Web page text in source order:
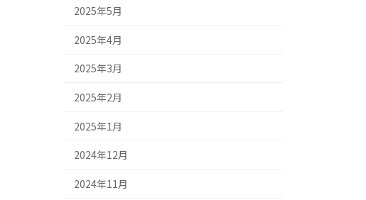
2025年5月
2025年4月
2025年3月
2025年2月
2025年1月
2024年12月
2024年11月